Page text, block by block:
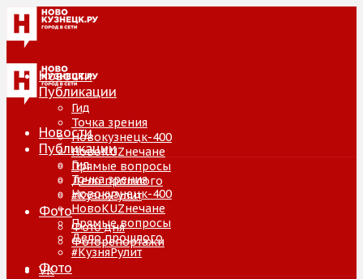
Новости
Публикации
Гид
Точка зрения
Новокузнецк-400
НовоKUZнечане
Прямые вопросы
Дело прошлого
#КузняРулит
Фото
Фото дня
Фоторепортажи
VK
Новости
Публикации
Гид
Точка зрения
Новокузнецк-400
НовоKUZнечане
Прямые вопросы
Дело прошлого
#КузняРулит
Фото